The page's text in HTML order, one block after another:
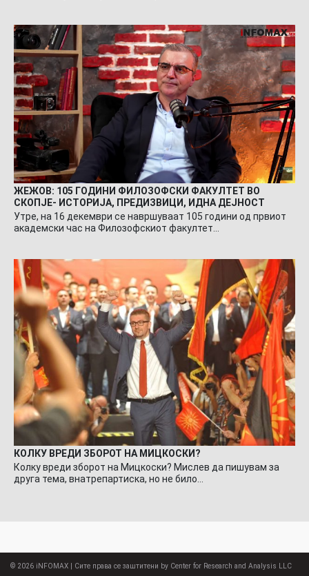
ЖЕЖОВ: 105 ГОДИНИ ФИЛОЗОФСКИ ФАКУЛТЕТ ВО
СКОПЈЕ- ИСТОРИЈА, ПРЕДИЗВИЦИ, ИДНА ДЕЈНОСТ
Утре, на 16 декември се навршуваат 105 години од првиот
академски час на Филозофскиот факултет…
КОЛКУ ВРЕДИ ЗБОРОТ НА МИЦКОСКИ?
Колку вреди зборот на Мицкоски? Мислев да пишувам за
друга тема, внатрепартиска, но не било…
© 2026 iNFOMAX | Сите права се заштитени by Center for Research and Analysis LLC